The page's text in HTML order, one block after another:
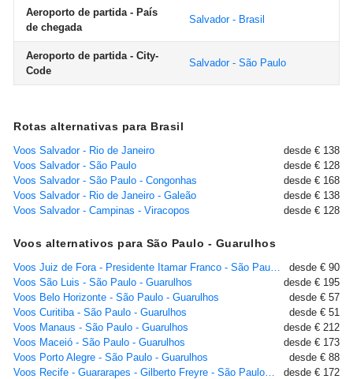
Aeroporto de partida - País
de chegada
Salvador - Brasil
Aeroporto de partida - City-
Code
Salvador - São Paulo
Rotas alternativas para Brasil
Voos Salvador - Rio de Janeiro
desde € 138
Voos Salvador - São Paulo
desde € 128
Voos Salvador - São Paulo - Congonhas
desde € 168
Voos Salvador - Rio de Janeiro - Galeão
desde € 138
Voos Salvador - Campinas - Viracopos
desde € 128
Voos alternativos para São Paulo - Guarulhos
Voos Juiz de Fora - Presidente Itamar Franco - São Paulo - Guarulhos
desde € 90
Voos São Luis - São Paulo - Guarulhos
desde € 195
Voos Belo Horizonte - São Paulo - Guarulhos
desde € 57
Voos Curitiba - São Paulo - Guarulhos
desde € 51
Voos Manaus - São Paulo - Guarulhos
desde € 212
Voos Maceió - São Paulo - Guarulhos
desde € 173
Voos Porto Alegre - São Paulo - Guarulhos
desde € 88
Voos Recife - Guararapes - Gilberto Freyre - São Paulo - Guarulhos
desde € 172